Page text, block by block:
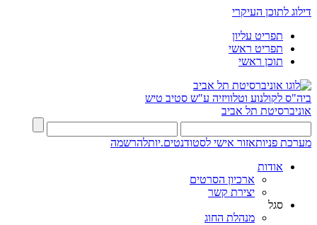
דילוג לתוכן העיקרי
תפריט עליון
תפריט ראשי
תוכן ראשי
ביה"ס לקולנוע וטלוויזיה ע"ש סטיב טיש
אוניברסיטת תל אביב
מערכת פניותאזור אישי לסטודנטים.יותלהרשמה
אודות
ארכיון הסרטים
יצירת קשר
סגל
מנהלת החוג